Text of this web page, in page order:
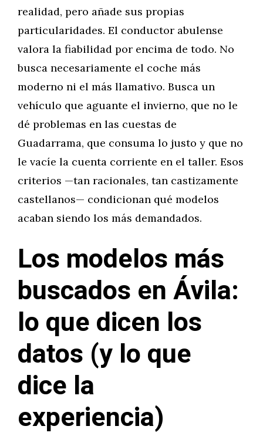
realidad, pero añade sus propias
particularidades. El conductor abulense
valora la fiabilidad por encima de todo. No
busca necesariamente el coche más
moderno ni el más llamativo. Busca un
vehículo que aguante el invierno, que no le
dé problemas en las cuestas de
Guadarrama, que consuma lo justo y que no
le vacíe la cuenta corriente en el taller. Esos
criterios —tan racionales, tan castizamente
castellanos— condicionan qué modelos
acaban siendo los más demandados.
Los modelos más
buscados en Ávila:
lo que dicen los
datos (y lo que
dice la
experiencia)